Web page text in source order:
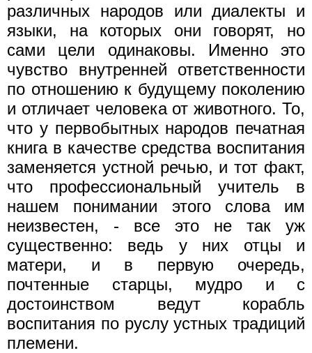
различных народов или диалекты и
языки, на которых они говорят, но
сами цели одинаковы. Именно это
чувство внутренней ответственности
по отношению к будущему поколению
и отличает человека от животного. То,
что у первобытных народов печатная
книга в качестве средства воспитания
заменяется устной речью, и тот факт,
что профессиональный учитель в
нашем понимании этого слова им
неизвестен, - все это не так уж
существенно: ведь у них отцы и
матери, и в первую очередь,
почтенные старцы, мудро и с
достоинством ведут корабль
воспитания по руслу устных традиций
племени.